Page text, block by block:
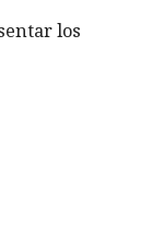
los